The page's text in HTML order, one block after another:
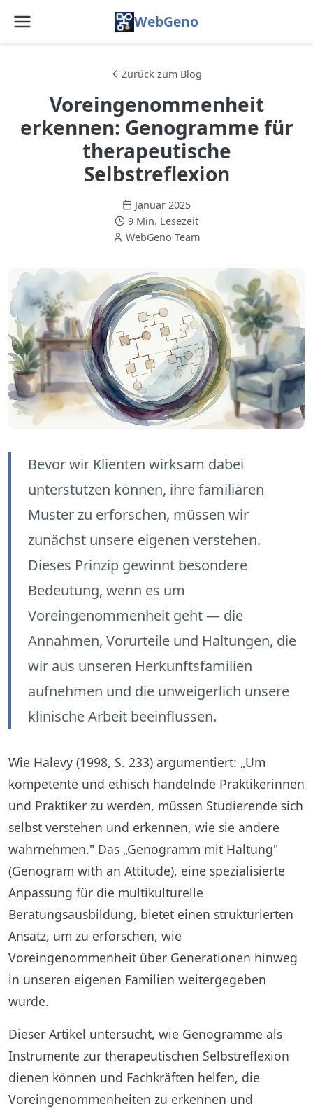
WebGeno
Preise
Dienstleistungen
Zurück zum Blog
BERUFLICHE WEITERENTWICKLUNG
Voreingenommenheit
erkennen: Genogramme für
therapeutische
Selbstreflexion
Januar 2025
9 Min. Lesezeit
WebGeno Team
Bevor wir Klienten wirksam dabei
unterstützen können, ihre familiären
Muster zu erforschen, müssen wir
zunächst unsere eigenen verstehen.
Dieses Prinzip gewinnt besondere
Bedeutung, wenn es um
Voreingenommenheit geht — die
Annahmen, Vorurteile und Haltungen, die
wir aus unseren Herkunftsfamilien
aufnehmen und die unweigerlich unsere
klinische Arbeit beeinflussen.
Wie Halevy (1998, S. 233) argumentiert: „Um
kompetente und ethisch handelnde Praktikerinnen
und Praktiker zu werden, müssen Studierende sich
selbst verstehen und erkennen, wie sie andere
wahrnehmen." Das „Genogramm mit Haltung"
(Genogram with an Attitude), eine spezialisierte
Anpassung für die multikulturelle
Beratungsausbildung, bietet einen strukturierten
Ansatz, um zu erforschen, wie
Voreingenommenheit über Generationen hinweg
in unseren eigenen Familien weitergegeben
wurde.
Dieser Artikel untersucht, wie Genogramme als
Instrumente zur therapeutischen Selbstreflexion
dienen können und Fachkräften helfen, die
Voreingenommenheiten zu erkennen und